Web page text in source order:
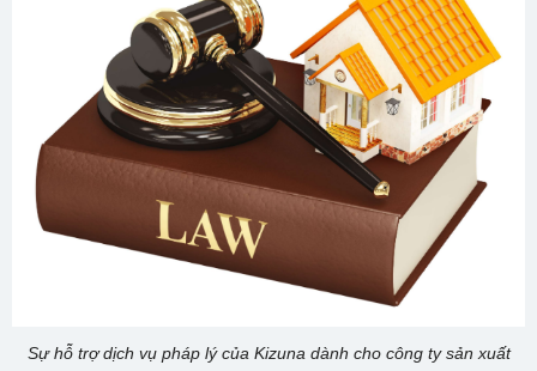
Sự hỗ trợ dịch vụ pháp lý của Kizuna dành cho công ty sản xuất